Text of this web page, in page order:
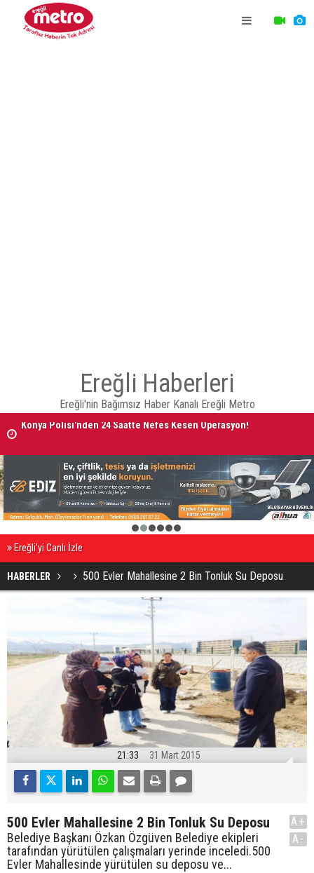
Ereğli Haberleri
Ereğli'nin Bağımsız Haber Kanalı Ereğli Metro
Konya Polisi'nden 24 Saatte Nefes Kesen Operasyon!
AVRUPA BİSİKLET BAŞKENTİ KONYA'DA BİSİKLET FESTİVALİ
BAŞLADI
2 3 4 5 6
Ereğli’yi Canlı İzle
HABERLER 500 Evler Mahallesine 2 Bin Tonluk Su Deposu
21:33 31 Mart 2015
500 Evler Mahallesine 2 Bin Tonluk Su Deposu
Belediye Başkanı Özkan Özgüven Belediye ekipleri
tarafından yürütülen çalışmaları yerinde inceledi.500
Evler Mahallesinde yürütülen su deposu ve...
A+
A-